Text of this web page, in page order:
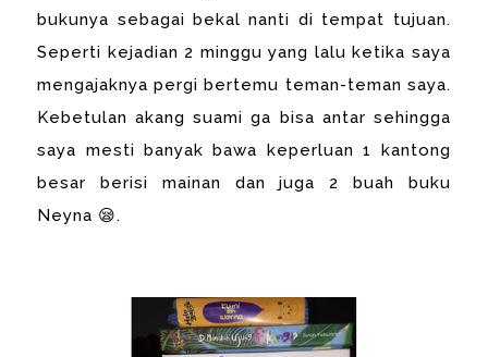
bukunya sebagai bekal nanti di tempat tujuan.
Seperti kejadian 2 minggu yang lalu ketika saya
mengajaknya pergi bertemu teman-teman saya.
Kebetulan akang suami ga bisa antar sehingga
saya mesti banyak bawa keperluan 1 kantong
besar berisi mainan dan juga 2 buah buku
Neyna 😪.